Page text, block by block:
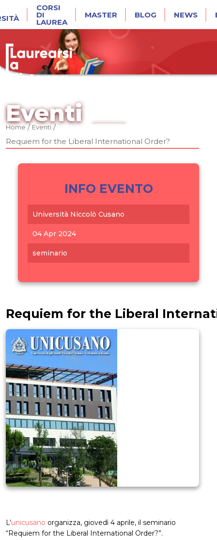
CORSI
DI
LAUREA
MASTER BLOG NEWS
Eventi
Home/Eventi/
Requiem for the Liberal International Order?
INFO EVENTO
Università Niccolò Cusano
04 Apr 2024
seminario
Requiem for the Liberal
L’unicusano organizza, giovedì 4 aprile, il seminario
“Requiem for the Liberal International Order?”.